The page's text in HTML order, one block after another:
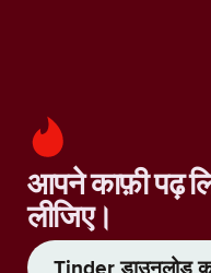
आपने काफ़ी पढ़
लीजिए।